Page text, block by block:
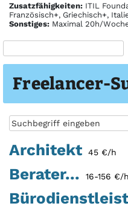
Freelancer-
Architekt 45 €/h
Berater... 16-156 €/h
Zusatzfähigkeiten: ITIL
Französisch+, Griechisch+,
Sonstiges: Maximal 20h/